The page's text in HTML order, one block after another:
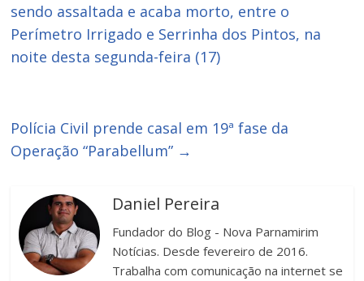
sendo assaltada e acaba morto, entre o
Perímetro Irrigado e Serrinha dos Pintos, na
noite desta segunda-feira (17)
Polícia Civil prende casal em 19ª fase da
Operação “Parabellum” →
Daniel Pereira
Fundador do Blog - Nova Parnamirim
Notícias. Desde fevereiro de 2016.
Trabalha com comunicação na internet se